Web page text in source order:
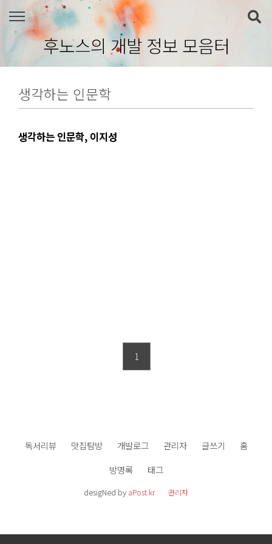
본문 바로가기
후노스의 개발 정보 모음터
생각하는 인문학
생각하는 인문학, 이지성
1
독서리뷰 맛집탐방 개발로그 관리자 글쓰기
홈
방명록
태그
desigNed by aPost.kr 관리자